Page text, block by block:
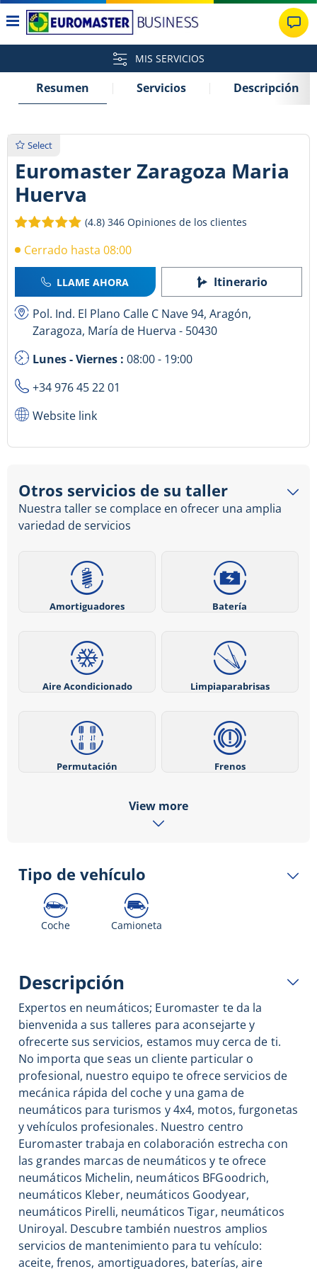
MIS SERVICIOS
Resumen Servicios Descripción
Select
Euromaster Zaragoza Maria
Huerva
(4.8) 346 Opiniones de los clientes
Cerrado hasta 08:00
LLAME AHORA Itinerario
Pol. Ind. El Plano Calle C Nave 94, Aragón,
Zaragoza, María de Huerva - 50430
Lunes - Viernes : 08:00 - 19:00
+34 976 45 22 01
Website link
Otros servicios de su taller
Nuestra taller se complace en ofrecer una amplia
variedad de servicios
Amortiguadores Batería
Aire Acondicionado Limpiaparabrisas
Permutación Frenos
View more
Tipo de vehículo
Coche Camioneta
Descripción
Expertos en neumáticos; Euromaster te da la
bienvenida a sus talleres para aconsejarte y
ofrecerte sus servicios, estamos muy cerca de ti.
No importa que seas un cliente particular o
profesional, nuestro equipo te ofrece servicios de
mecánica rápida del coche y una gama de
neumáticos para turismos y 4x4, motos, furgonetas
y vehículos profesionales. Nuestro centro
Euromaster trabaja en colaboración estrecha con
las grandes marcas de neumáticos y te ofrece
neumáticos Michelin, neumáticos BFGoodrich,
neumáticos Kleber, neumáticos Goodyear,
neumáticos Pirelli, neumáticos Tigar, neumáticos
Uniroyal. Descubre también nuestros amplios
servicios de mantenimiento para tu vehículo:
aceite, frenos, amortiguadores, baterías, aire